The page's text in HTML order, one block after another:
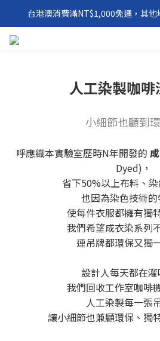
環保永續「 Windxield Leather
台港澳消費滿NT$1,000免運，其
環保永續「 Windxield Leather
人工染製咖
小細節也顧到
呼應織本實驗室歷時N年開發的
Dyed)，
省下50%以上布料、染
也因為染色技術的
使每件衣服都擁有獨
我們希望成衣染系列
連吊牌都環保又獨
設計人每天都在灌
我們回收工作室咖啡
人工染製每一張
讓小細節也兼顧環保、獨